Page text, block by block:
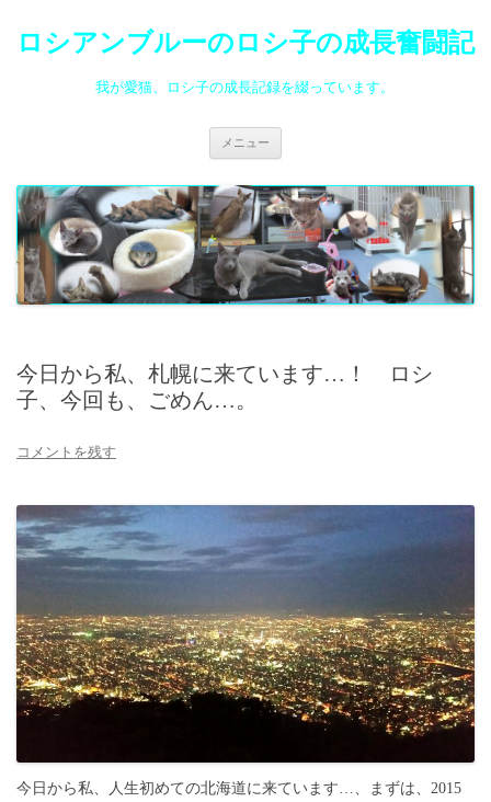
ロシアンブルーのロシ子の成長奮闘記
我が愛猫、ロシ子の成長記録を綴っています。
メニュー
ツ
へ
ス
キ
ッ
プ
今日から私、札幌に来ています…！ ロシ
子、今回も、ごめん…。
コメントを残す
今日から私、人生初めての北海道に来ています…、まずは、2015